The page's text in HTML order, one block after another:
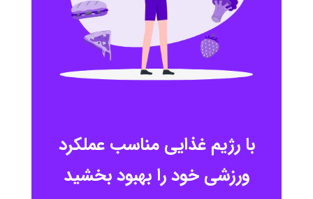
با رژیم غذایی مناسب عملکرد
ورزشی خود را بهبود بخشید